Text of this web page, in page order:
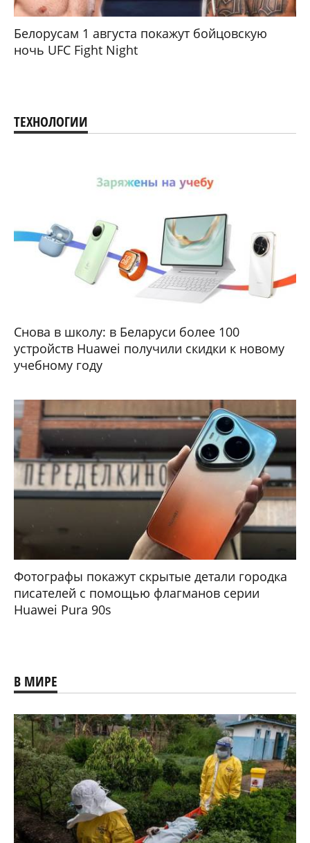
Белорусам 1 августа покажут бойцовскую
ночь UFC Fight Night
ТЕХНОЛОГИИ
Снова в школу: в Беларуси более 100
устройств Huawei получили скидки к новому
учебному году
Фотографы покажут скрытые детали городка
писателей с помощью флагманов серии
Huawei Pura 90s
В МИРЕ